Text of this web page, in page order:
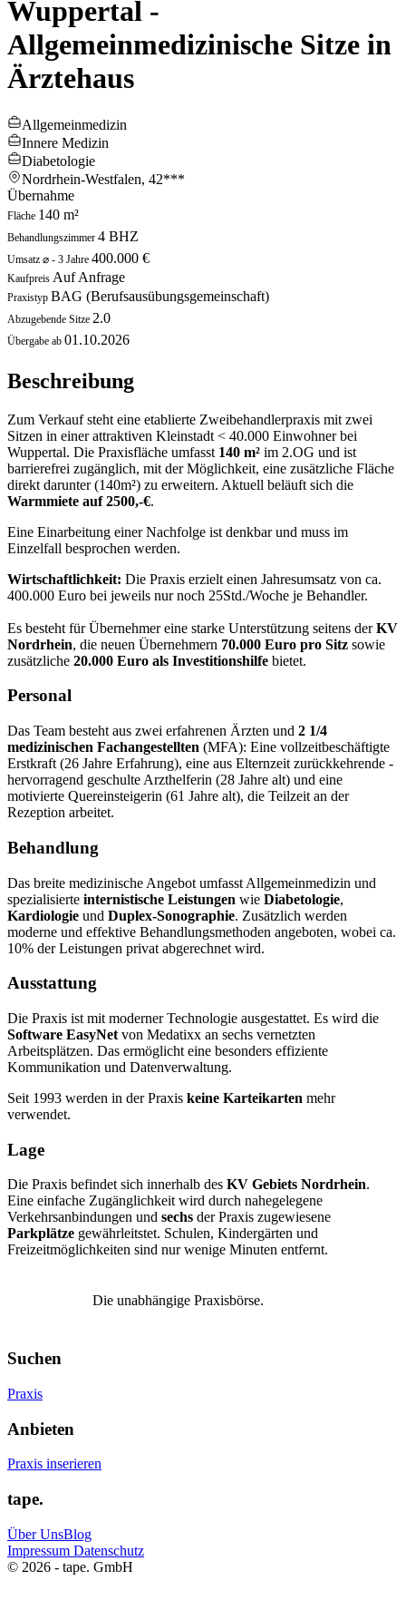
Wuppertal -
Allgemeinmedizinische Sitze in
Ärztehaus
Allgemeinmedizin
Innere Medizin
Diabetologie
Nordrhein-Westfalen, 42***
Übernahme
Fläche 140 m²
Behandlungszimmer 4 BHZ
Umsatz ⌀ - 3 Jahre 400.000 €
Kaufpreis Auf Anfrage
Praxistyp BAG (Berufsausübungsgemeinschaft)
Abzugebende Sitze 2.0
Übergabe ab 01.10.2026
Beschreibung
Zum Verkauf steht eine etablierte Zweibehandlerpraxis mit zwei
Sitzen in einer attraktiven Kleinstadt < 40.000 Einwohner bei
Wuppertal. Die Praxisfläche umfasst 140 m² im 2.OG und ist
barrierefrei zugänglich, mit der Möglichkeit, eine zusätzliche Fläche
direkt darunter (140m²) zu erweitern. Aktuell beläuft sich die
Warmmiete auf 2500,-€.
Eine Einarbeitung einer Nachfolge ist denkbar und muss im
Einzelfall besprochen werden.
Wirtschaftlichkeit: Die Praxis erzielt einen Jahresumsatz von ca.
400.000 Euro bei jeweils nur noch 25Std./Woche je Behandler.
Es besteht für Übernehmer eine starke Unterstützung seitens derKV
Nordrhein, die neuen Übernehmern 70.000 Euro pro Sitz sowie
zusätzliche 20.000 Euro als Investitionshilfe bietet.
Personal
Das Team besteht aus zwei erfahrenen Ärzten und 2 1/4
medizinischen Fachangestellten (MFA): Eine vollzeitbeschäftigte
Erstkraft (26 Jahre Erfahrung), eine aus Elternzeit zurückkehrende -
hervorragend geschulte Arzthelferin (28 Jahre alt) und eine
motivierte Quereinsteigerin (61 Jahre alt), die Teilzeit an der
Rezeption arbeitet.
Behandlung
Das breite medizinische Angebot umfasst Allgemeinmedizin und
spezialisierte internistische Leistungen wie Diabetologie,
Kardiologie und Duplex-Sonographie. Zusätzlich werden
moderne und effektive Behandlungsmethoden angeboten, wobei ca.
10% der Leistungen privat abgerechnet wird.
Ausstattung
Die Praxis ist mit moderner Technologie ausgestattet. Es wird die
Software EasyNet von Medatixx an sechs vernetzten
Arbeitsplätzen. Das ermöglicht eine besonders effiziente
Kommunikation und Datenverwaltung.
Seit 1993 werden in der Praxis keine Karteikarten mehr
verwendet.
Lage
Die Praxis befindet sich innerhalb des KV Gebiets Nordrhein.
Eine einfache Zugänglichkeit wird durch nahegelegene
Verkehrsanbindungen und sechs der Praxis zugewiesene
Parkplätze gewährleitstet. Schulen, Kindergärten und
Freizeitmöglichkeiten sind nur wenige Minuten entfernt.
Die unabhängige Praxisbörse.
Suchen
Praxis
Anbieten
Praxis inserieren
tape.
Über UnsBlog
Impressum Datenschutz
© 2026 - tape. GmbH